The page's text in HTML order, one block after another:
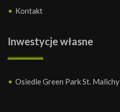
Kontakt
Inwestycje własne
Osiedle Green Park St. Malichy